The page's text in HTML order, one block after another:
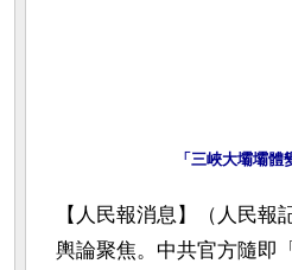
【人民報消息】（人民
輿論聚焦。中共官方隨即